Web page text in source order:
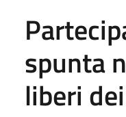
spunta
liberi